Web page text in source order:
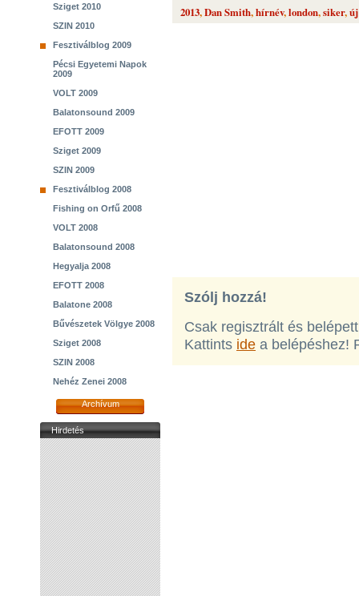
Sziget 2010
SZIN 2010
Fesztiválblog 2009
Pécsi Egyetemi Napok
2009
VOLT 2009
Balatonsound 2009
EFOTT 2009
Sziget 2009
SZIN 2009
Fesztiválblog 2008
Fishing on Orfű 2008
VOLT 2008
Balatonsound 2008
Hegyalja 2008
EFOTT 2008
Balatone 2008
Bűvészetek Völgye 2008
Sziget 2008
SZIN 2008
Nehéz Zenei 2008
Archívum
Hirdetés
2013,Dan Smith,hírnév,london,siker,
Szólj hozzá!
Csak regisztrált és
Kattints ide a belépéshez!